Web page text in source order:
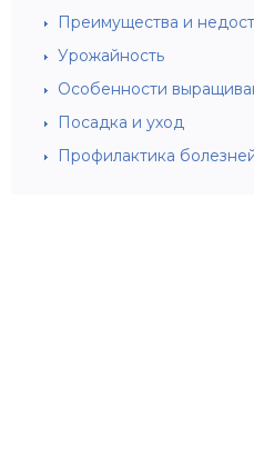
Преимущества и
Урожайность
Особенности
Посадка и уход
Профилактика